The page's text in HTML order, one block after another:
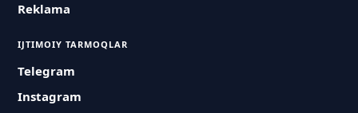
Reklama
IJTIMOIY TARMOQLAR
Telegram
Instagram